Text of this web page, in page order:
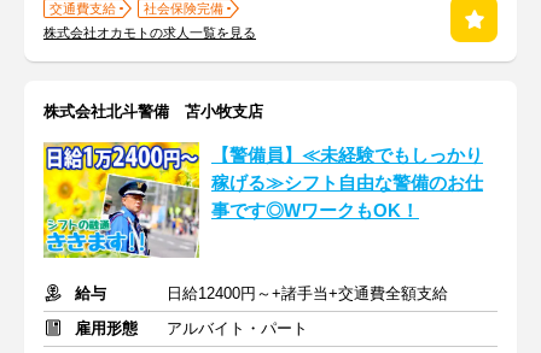
交通費支給
社会保険完備
株式会社オカモトの求人一覧を見る
株式会社北斗警備 苫小牧支店
【警備員】≪未経験でもしっかり
稼げる≫シフト自由な警備のお仕
事です◎WワークもOK！
給与
日給12400円～+諸手当+交通費全額支給
雇用形態
アルバイト・パート